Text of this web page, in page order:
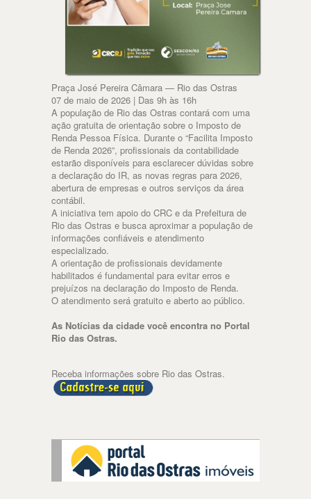
Praça José Pereira Câmara — Rio das Ostras
07 de maio de 2026 | Das 9h às 16h
A população de Rio das Ostras contará com uma
ação gratuita de orientação sobre o Imposto de
Renda Pessoa Física. Durante o “Facilita Imposto
de Renda 2026”, profissionais da contabilidade
estarão disponíveis para esclarecer dúvidas sobre
a declaração do IR, as novas regras para 2026,
abertura de empresas e outros serviços da área
contábil.
A iniciativa tem apoio do CRC e da Prefeitura de
Rio das Ostras e busca aproximar a população de
informações confiáveis e atendimento
especializado.
A orientação de profissionais devidamente
habilitados é fundamental para evitar erros e
prejuízos na declaração do Imposto de Renda.
O atendimento será gratuito e aberto ao público.
As Notícias da cidade você encontra no Portal
Rio das Ostras.
Receba informações sobre Rio das Ostras.